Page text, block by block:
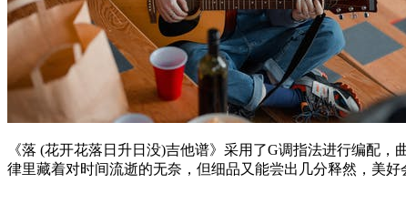
《落 (花开花落日升日没)吉他谱》采用了G调指法进行编配
律里藏着对时间流逝的无奈，但细品又能尝出几分释然，美